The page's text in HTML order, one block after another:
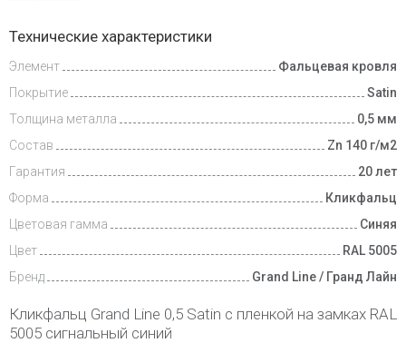
и оплата
Технические характеристики
Элемент
Фальцевая кровля
Покрытие
Satin
Толщина металла
0,5 мм
Состав
Zn 140 г/м2
Гарантия
20 лет
Форма
Кликфальц
Цветовая гамма
Синяя
Цвет
RAL 5005
Бренд
Grand Line / Гранд Лайн
Кликфальц Grand Line 0,5 Satin с пленкой на замках RAL
5005 сигнальный синий